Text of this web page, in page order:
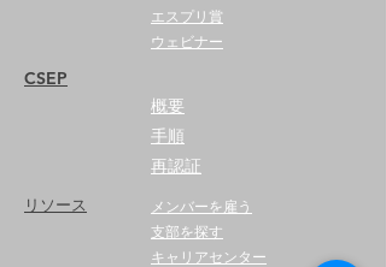
エスプリ賞
ウェビナー
CSEP
概要
手順
再認証
リソース メンバー を 雇う
支部を探す
キャリアセンター